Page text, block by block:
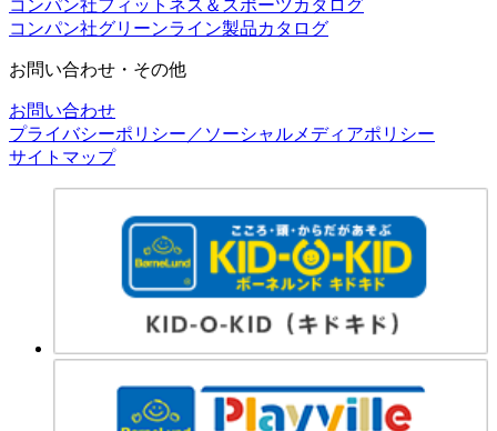
コンパン社フィットネス＆スポーツカタログ
コンパン社グリーンライン製品カタログ
お問い合わせ・その他
お問い合わせ
プライバシーポリシー／ソーシャルメディアポリシー
サイトマップ